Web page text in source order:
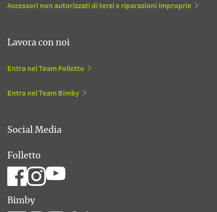
Accessori non autorizzati di terzi e riparazioni improprie
Lavora con noi
Entra nel Team Folletto
Entra nel Team Bimby
Social Media
Folletto
Bimby